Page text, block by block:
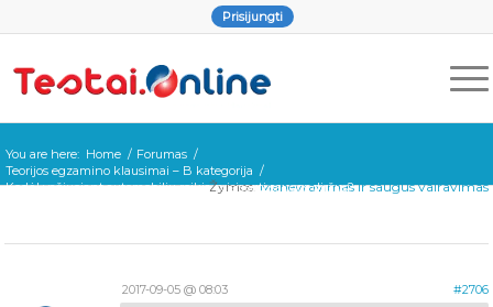
Prisijungti
You are here: Home / Forumas /
Teorijos egzamino klausimai – B kategorija /
Kodėl važiuojant automobiliu reikia prisisegti saugos diržus?
Žymos:Manevravimas ir saugus vairavimas
2017-09-05 @ 08:03 #2706